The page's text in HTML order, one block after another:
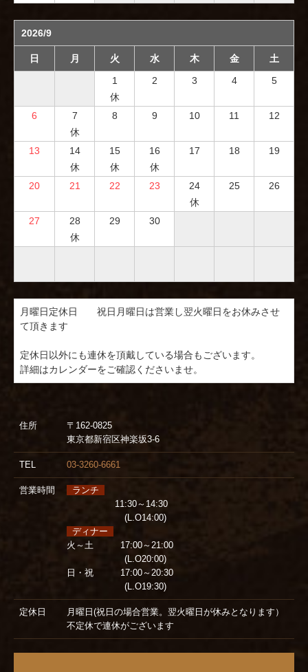
2026/9
日 月 火 水 木 金
土
1
休
2 3 4 5
6
7
休
8 9 10 11 12
13
14
休
15
休
16
休
17 18 19
20 21 22 23
24
休
25 26
27
28
休
29 30
月曜日定休日　　祝日月曜日は営業し翌火曜日をお休みさせ
て頂きます
定休日以外にも連休を頂戴している場合もございます。
住所
〒162-0825
東京都新宿区神楽坂3-6
TEL 03-3260-6661
営業時間
ランチ
11:30～14:30
(L.O14:00)
ディナー
火～土 17:00～21:00
(L.O20:00)
日・祝 17:00～20:30
(L.O19:30)
定休日
月曜日(祝日の場合営業。翌火曜日が休みとなります）
不定休で連休がございます